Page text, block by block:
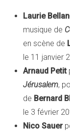
Laurie
musique de
en scène de
le 11 janvier
Arnaud Petit
Jérusalem,
de Bernard
le 3 février
Nico Sauer